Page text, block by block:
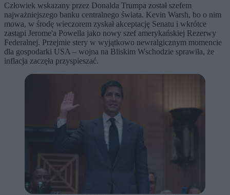
Człowiek wskazany przez Donalda Trumpa został szefem
najważniejszego banku centralnego świata. Kevin Warsh, bo o nim
mowa, w środę wieczorem zyskał akceptację Senatu i wkrótce
zastąpi Jerome'a Powella jako nowy szef amerykańskiej Rezerwy
Federalnej. Przejmie stery w wyjątkowo newralgicznym momencie
dla gospodarki USA – wojna na Bliskim Wschodzie sprawiła, że
inflacja zaczęła przyspieszać.